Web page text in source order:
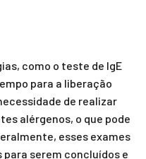
como o teste de IgE
para a liberação
de realizar
alérgenos, o que pode
esses exames
para serem concluídos e